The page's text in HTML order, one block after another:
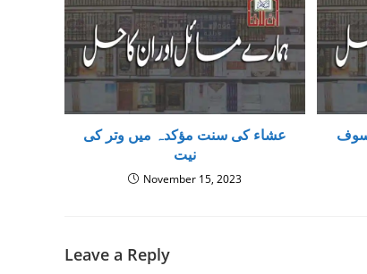
عشاء کی سنت مؤکدہ میں وتر کی
نیت
November 15, 2023
Leave a Reply